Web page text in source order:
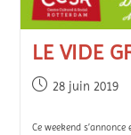
LE VIDE
28 juin 2019
Ce weekend